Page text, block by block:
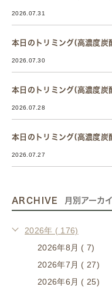
2026.07.31
本日のトリミング(高濃度炭
2026.07.30
本日のトリミング(高濃度炭
2026.07.28
本日のトリミング(高濃度炭
2026.07.27
ARCHIVE 月別アーカ
2026年 ( 176)
2026年8月 ( 7)
2026年7月 ( 27)
2026年6月 ( 25)